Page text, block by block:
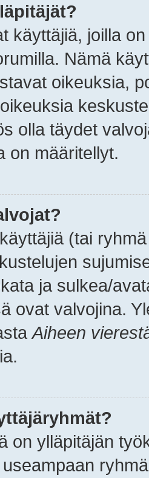
käyttäjiä, joilla
Nämä
oikeuksia,
olla täydet
on määritellyt.
(tai
ja sulkea/
ovat valvojina.
Aiheen
on ylläpitäjän